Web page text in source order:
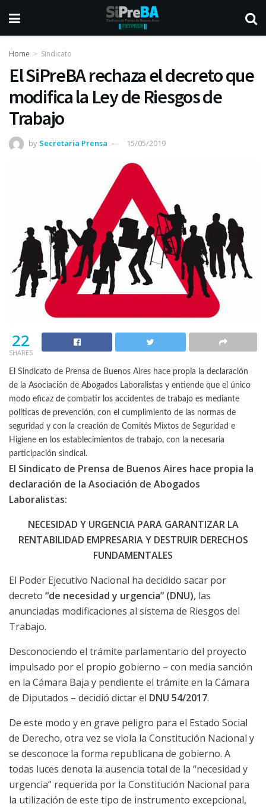
Home Sindicato
El SiPreBA rechaza el decreto que
modifica la Ley de Riesgos de
Trabajo
by Secretaria Prensa 15/05/2019
22
SHARES
El Sindicato de Prensa de Buenos Aires hace propia la declaración
de la Asociación de Abogados Laboralistas y entiende que el único
modo eficaz de combatir los accidentes de trabajo es mediante
políticas de prevención, con el cumplimiento de las normas de
seguridad y con la creación de Comités Mixtos de Seguridad e
Higiene en los establecimientos de trabajo, con la necesaria
participación sindical.
El Sindicato de Prensa de Buenos Aires hace propia la
declaración de la Asociación de Abogados
Laboralistas:
NECESIDAD Y URGENCIA PARA GARANTIZAR LA
RENTABILIDAD EMPRESARIA Y DESTRUIR DERECHOS
FUNDAMENTALES
El Poder Ejecutivo Nacional ha decidido sacar por
decreto “de necesidad y urgencia” (DNU), las
anunciadas modificaciones al sistema de Riesgos del
Trabajo.
Desconociendo el trámite parlamentario del proyecto
impulsado por el propio gobierno – con media sanción
en la Cámara Baja y pendiente el trámite en la Cámara
de Diputados – decidió dictar el DNU 54/2017.
De este modo y en grave peligro para el Estado Social
de Derecho, otra vez se viola la Constitución Nacional y
se desconoce la forma republicana de gobierno. A
todas luces denota la ausencia total de la “necesidad y
urgencia” requerida por la Constitución Nacional para
la utilización de este tipo de instrumento excepcional,